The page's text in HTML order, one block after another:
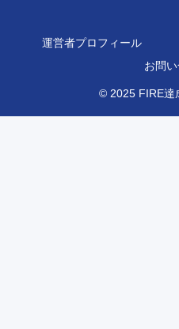
運営者プロフィール
お問
© 2025 FIRE達